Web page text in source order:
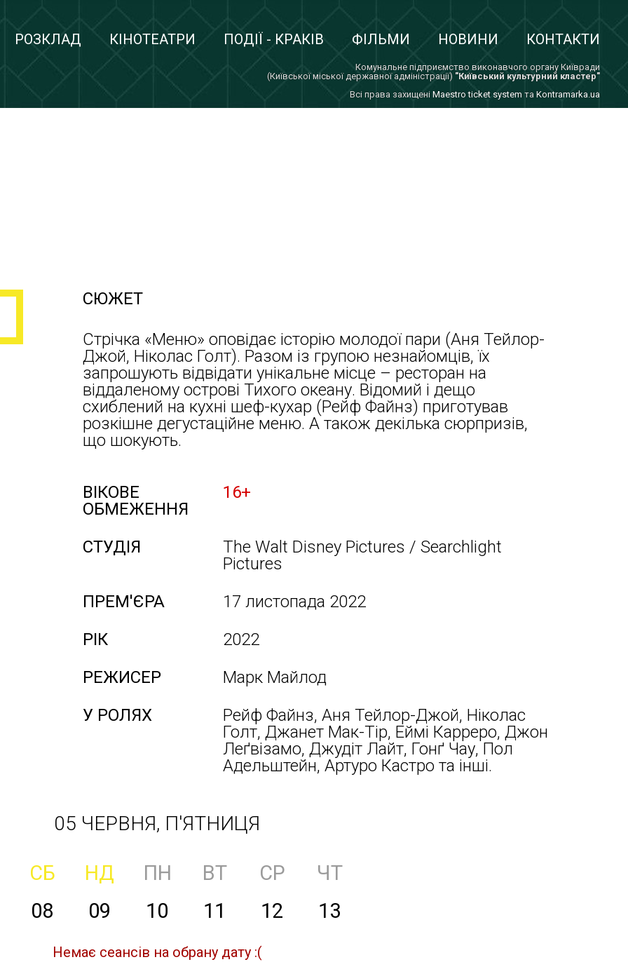
РОЗКЛАД КІНОТЕАТРИ ПОДІЇ - КРАКІВ ФІЛЬМИ НОВИНИ КОНТАКТИ
Комунальне підприємство виконавчого органу Київради
(Київської міської державної адміністрації) "Київський культурний кластер"
Всi права захищенi Maestro ticket system та Kontramarka.ua
СЮЖЕТ
Стрічка «Меню» оповідає історію молодої пари (Аня Тейлор-
Джой, Ніколас Голт). Разом із групою незнайомців, їх
запрошують відвідати унікальне місце – ресторан на
віддаленому острові Тихого океану. Відомий і дещо
схиблений на кухні шеф-кухар (Рейф Файнз) приготував
розкішне дегустаційне меню. А також декілька сюрпризів,
що шокують.
ВІКОВЕ
ОБМЕЖЕННЯ
16+
СТУДІЯ
The Walt Disney Pictures / Searchlight
Pictures
ПРЕМ'ЄРА
17 листопада 2022
РІК
2022
РЕЖИСЕР
Марк Майлод
У РОЛЯХ
Рейф Файнз, Аня Тейлор-Джой, Ніколас
Голт, Джанет Мак-Тір, Еймі Карреро, Джон
Леґвізамо, Джудіт Лайт, Гонґ Чау, Пол
Адельштейн, Артуро Кастро та інші.
05 ЧЕРВНЯ, П'ЯТНИЦЯ
СБ НД ПН ВТ СР
ЧТ
08 09 10 11 12 13
Немає сеансів на обрану дату :(